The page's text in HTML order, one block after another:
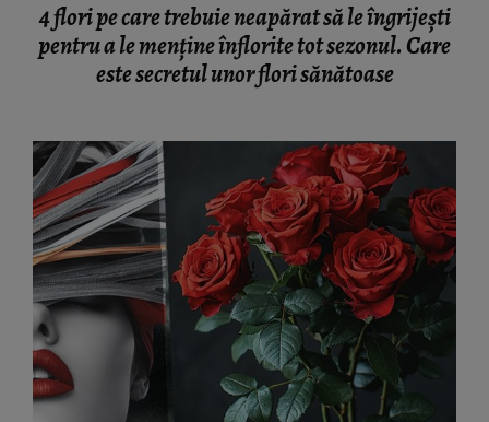
4 flori pe care trebuie neapărat să le îngrijești
pentru a le menține înflorite tot sezonul. Care
este secretul unor flori sănătoase